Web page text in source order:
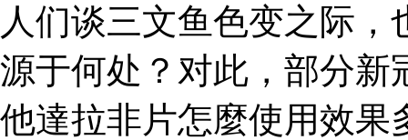
人们谈三文鱼色变之际
源于何处？对此，部分新
他達拉非片怎麼使用效果